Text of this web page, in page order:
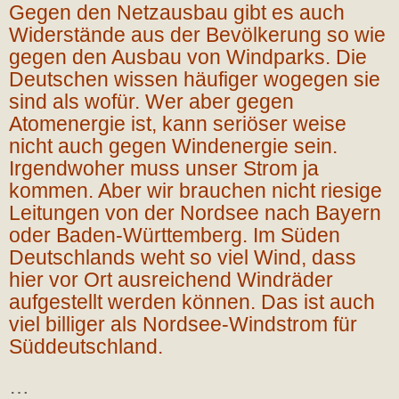
Gegen den Netzausbau gibt es auch
Widerstände aus der Bevölkerung so wie
gegen den Ausbau von Windparks. Die
Deutschen wissen häufiger wogegen sie
sind als wofür. Wer aber gegen
Atomenergie ist, kann seriöser weise
nicht auch gegen Windenergie sein.
Irgendwoher muss unser Strom ja
kommen. Aber wir brauchen nicht riesige
Leitungen von der Nordsee nach Bayern
oder Baden-Württemberg. Im Süden
Deutschlands weht so viel Wind, dass
hier vor Ort ausreichend Windräder
aufgestellt werden können. Das ist auch
viel billiger als Nordsee-Windstrom für
Süddeutschland.
…